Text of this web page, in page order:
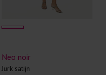
Neo noir
Jurk satijn